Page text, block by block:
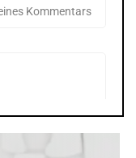
Kommentars